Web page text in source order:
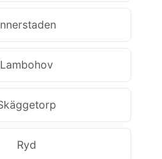
Lambohov
Ryd